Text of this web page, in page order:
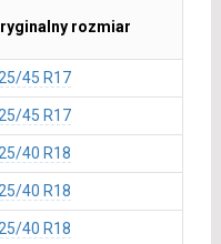
rozmiar
45 R17
45 R17
40 R18
40 R18
40 R18